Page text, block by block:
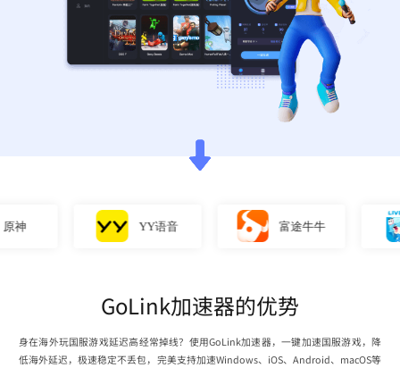
YY语音 富途牛牛
GoLink加速器的优势
身在海外玩国服游戏延迟高经常掉线？使用GoLink加速器，一键加速国服游戏，降
低海外延迟，极速稳定不丢包，完美支持加速Windows、iOS、Android、macOS等